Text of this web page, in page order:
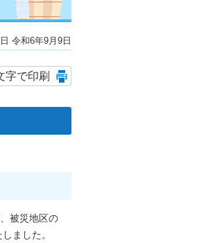
令和6年9月9日
字で印刷
被災地区の
ました。